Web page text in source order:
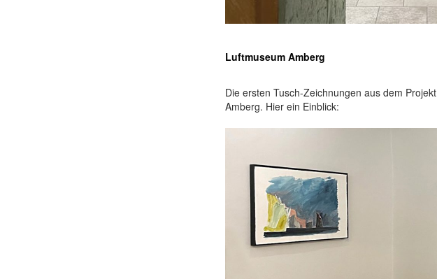
Luftmuseum Amberg
Die ersten Tusch-Zeichnungen aus dem Projekt
Amberg. Hier ein Einblick: